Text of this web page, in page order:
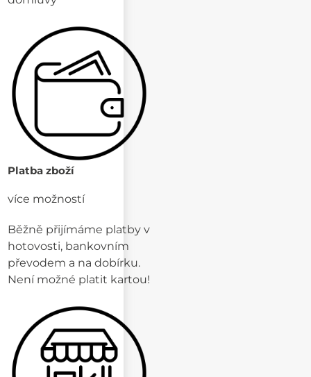
Platba zboží
více možností
Běžně přijímáme platby v
hotovosti, bankovním
převodem a na dobírku.
Není možné platit kartou!